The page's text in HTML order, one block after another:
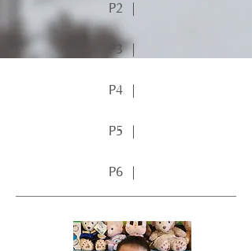
P2 ｜
P3 ｜
P4 ｜
P5 ｜
P6 ｜